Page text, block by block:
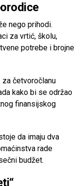
nego prihodi.
za vrtić, školu,
potrebe i brojne
četvoročlanu
kako bi se održao
finansijskog
da imaju dva
rade
budžet.